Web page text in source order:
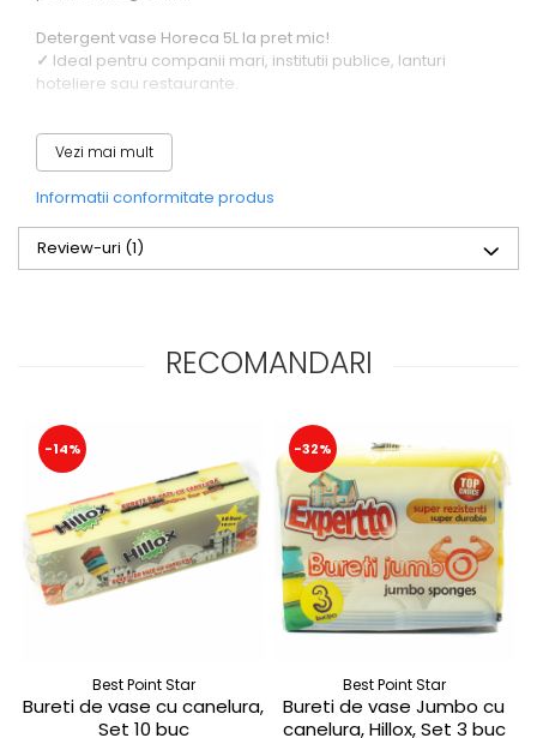
Detergent vase Horeca 5L la pret mic!
✓ Ideal pentru companii mari, institutii publice, lanturi
hoteliere sau restaurante.
Vezi mai mult
Informatii conformitate produs
Review-uri (1)
RECOMANDARI
-14%
Best Point Star
Bureti de vase cu canelura,
Set 10 buc
-32%
Best Point Star
Bureti de vase Jumbo cu
canelura, Hillox, Set 3 buc